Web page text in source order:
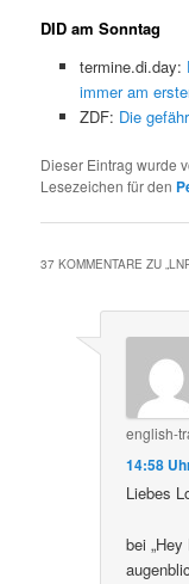
DID am Sonntag
termine.di.day:
immer am
ZDF: Die
Dieser Eintrag wurde
Lesezeichen für den
37 KOMMENTARE ZU „
english-
14:58
Liebes
bei